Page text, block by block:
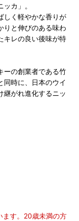
カ」。
しく軽やかな香りが
りと伸びのある味わ
キレの良い後味が特
ーの創業者である竹
同時に、日本のウイ
継がれ進化するニッ
ます。20歳未満の方